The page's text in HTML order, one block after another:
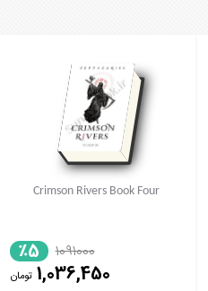
Crimson Rivers Book Four
1091000
٪5
1,036,450 تومان